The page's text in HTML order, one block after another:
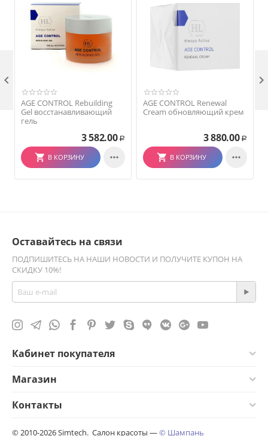
AGE CONTROL Rebuilding
Gel восстанавливающий
гель
3 582.00 Р
В КОРЗИНУ 
AGE CONTROL Renewal
Cream обновляющий крем
3 880.00 Р
В КОРЗИНУ 
 
Оставайтесь на связи
ПОДПИШИТЕСЬ НА НАШИ НОВОСТИ И ПОЛУЧИТЕ КУПОН НА
СКИДКУ 10%!
Кабинет покупателя
Магазин
Контакты
© 2010-2026 Simtech. Салон красоты —© Шампань